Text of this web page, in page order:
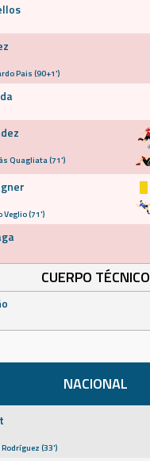
Pais (90+1')
Quagliata (71')
Veglio (71')
CUERPO TÉCNICO
NACIONAL
(33')